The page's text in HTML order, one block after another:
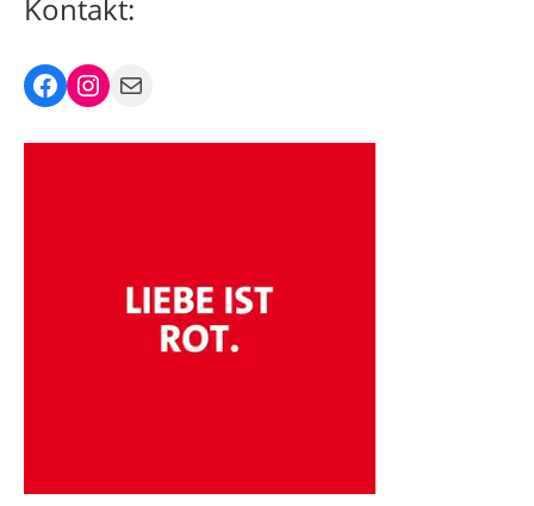
Kontakt:
Facebook
Instagram
Mail